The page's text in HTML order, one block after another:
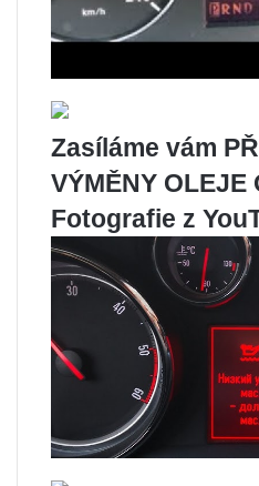
Zasíláme vám
VÝMĚNY
Fotografie z